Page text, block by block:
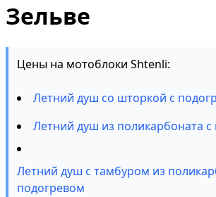
Зельве
Цены на мотоблоки Shtenli:
Летний душ со шторкой с
Летний душ из поликарбоната
Летний душ с тамбуром из
подогревом